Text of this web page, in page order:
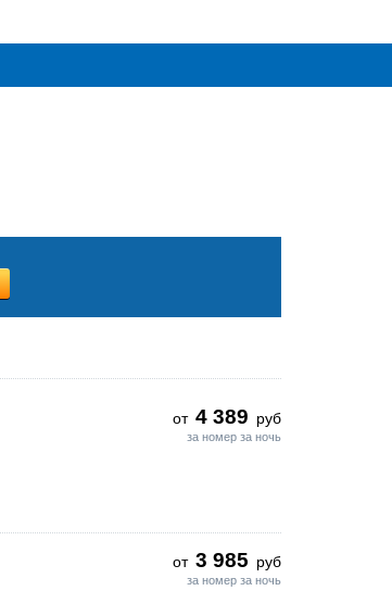
от 4 389 руб
за номер за ночь
от 3 985 руб
за номер за ночь